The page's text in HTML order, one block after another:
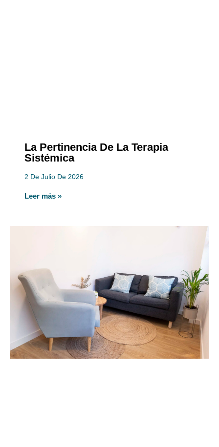
La Pertinencia De La Terapia
Sistémica
2 De Julio De 2026
Leer más »